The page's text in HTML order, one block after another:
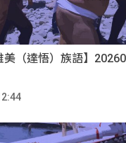
美（達悟）族語】